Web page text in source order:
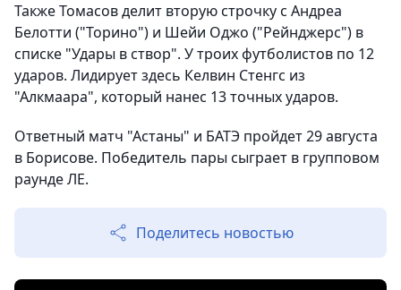
Также Томасов делит вторую строчку с Андреа
Белотти ("Торино") и Шейи Оджо ("Рейнджерс") в
списке "Удары в створ". У троих футболистов по 12
ударов. Лидирует здесь Келвин Стенгс из
"Алкмаара", который нанес 13 точных ударов.
Ответный матч "Астаны" и БАТЭ пройдет 29 августа
в Борисове. Победитель пары сыграет в групповом
раунде ЛЕ.
Поделитесь новостью